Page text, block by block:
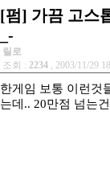
[펌] 가끔 고스
_-
릴로
조회 : 2234 , 2003/11/29
한게임 보통 이런것
는데.. 20만점 넘는